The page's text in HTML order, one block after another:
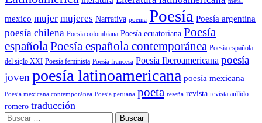
mexico mujer mujeres Narrativa poema Poesía Poesía argentina
poesía chilena Poesía colombiana Poesía ecuatoriana Poesía
española Poesía española contemporánea Poesía española
del siglo XXI Poesía feminista Poesía francesa Poesía Iberoamericana poesía
joven poesía latinoamericana poesía mexicana
Poesía mexicana contemporánea Poesía peruana poeta reseña revista revista aullido
romero traducción
Buscar: